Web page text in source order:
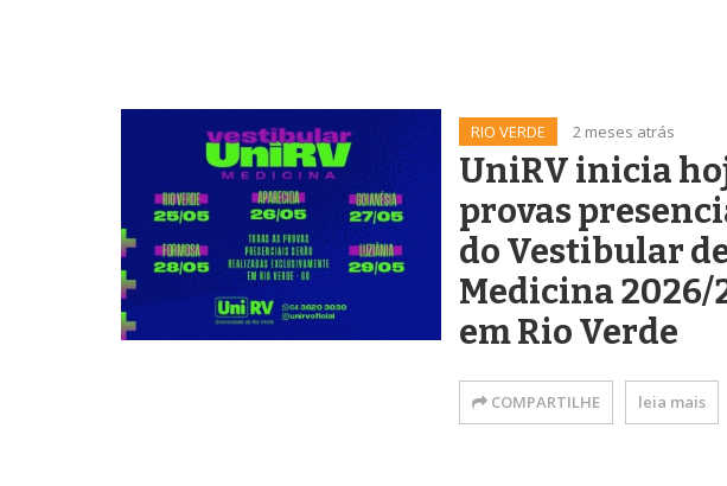
RIO VERDE 2 meses atrás
UniRV inicia
provas
do Vestibular
Medicina 2026/
em Rio Verde
COMPARTILHE leia mais